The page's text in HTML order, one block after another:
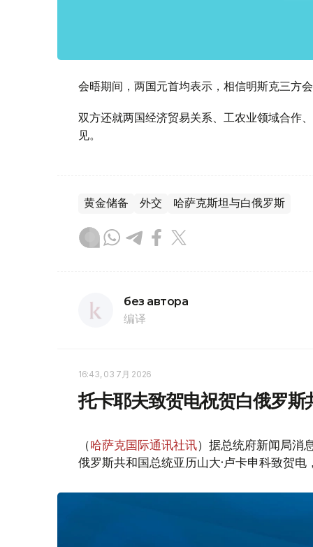
会晤期间，两国元首均表示，相信明斯克三方
双方还就两国经济贸易关系、工农业领域合作
见。
黄金储备 外交 哈萨克斯坦与白俄罗斯
без автора
编译
16:43, 03 7月 2026
托卡耶夫致贺电祝贺白俄罗斯
（哈萨克国际通讯社讯）据总统府新闻局消
俄罗斯共和国总统亚历山大·卢卡申科致贺电